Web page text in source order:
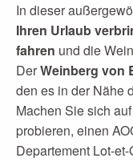
In dieser
Ihren Urlaub
fahren und die
DerWeinberg von
den es in der Nähe
Machen Sie sich
probieren, einen
Departement Lot-